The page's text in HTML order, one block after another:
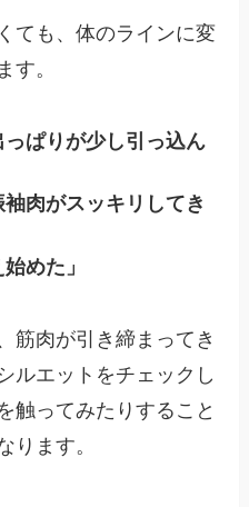
ても、体のラインに変
す。
っぱりが少し引っ込ん
袖肉がスッキリしてき
めた」
筋肉が引き締まってき
ルエットをチェックし
触ってみたりすること
ります。